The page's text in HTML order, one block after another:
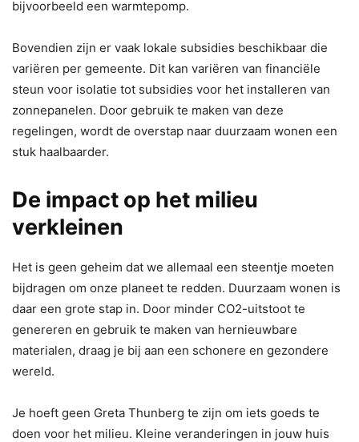
bijvoorbeeld een warmtepomp.
Bovendien zijn er vaak lokale subsidies beschikbaar die
variëren per gemeente. Dit kan variëren van financiële
steun voor isolatie tot subsidies voor het installeren van
zonnepanelen. Door gebruik te maken van deze
regelingen, wordt de overstap naar duurzaam wonen een
stuk haalbaarder.
De impact op het milieu
verkleinen
Het is geen geheim dat we allemaal een steentje moeten
bijdragen om onze planeet te redden. Duurzaam wonen is
daar een grote stap in. Door minder CO2-uitstoot te
genereren en gebruik te maken van hernieuwbare
materialen, draag je bij aan een schonere en gezondere
wereld.
Je hoeft geen Greta Thunberg te zijn om iets goeds te
doen voor het milieu. Kleine veranderingen in jouw huis